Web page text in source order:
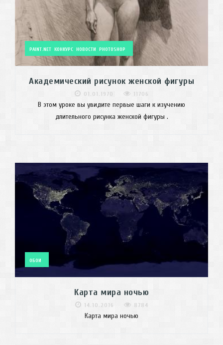
PAINT.NET КОНКУРС НОВОСТИ PHOTOSHOP
Академический рисунок женской фигуры
01.01.1970 11706
В этом уроке вы увидите первые шаги к изучению
длительного рисунка женской фигуры .
ОБОИ
Карта мира ночью
14.10.2016 8784
Карта мира ночью